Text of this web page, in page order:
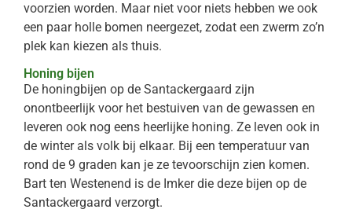
voorzien worden. Maar niet voor niets hebben we ook
een paar holle bomen neergezet, zodat een zwerm zo’n
plek kan kiezen als thuis.
Honing bijen
De honingbijen op de Santackergaard zijn
onontbeerlijk voor het bestuiven van de gewassen en
leveren ook nog eens heerlijke honing. Ze leven ook in
de winter als volk bij elkaar. Bij een temperatuur van
rond de 9 graden kan je ze tevoorschijn zien komen.
Bart ten Westenend is de Imker die deze bijen op de
Santackergaard verzorgt.